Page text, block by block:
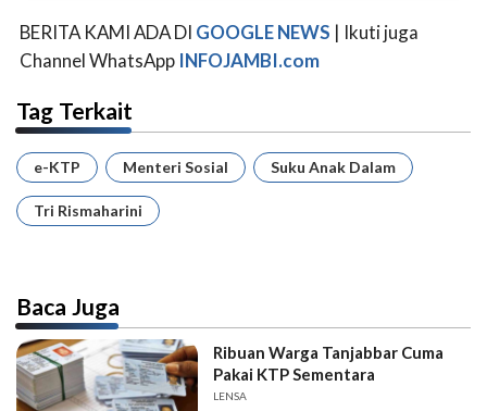
BERITA KAMI ADA DI GOOGLE NEWS | Ikuti juga
Channel WhatsApp INFOJAMBI.com
Tag Terkait
e-KTP Menteri Sosial Suku Anak Dalam
Tri Rismaharini
Baca Juga
Ribuan Warga Tanjabbar Cuma
Pakai KTP Sementara
LENSA